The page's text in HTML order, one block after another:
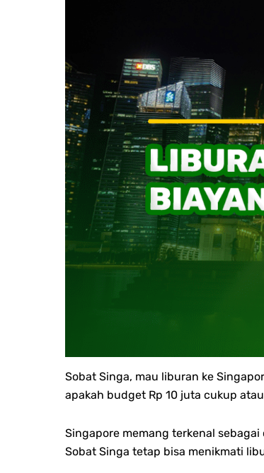
Sobat Singa, mau liburan ke
apakah budget Rp 10 juta cukup
Singapore memang terkenal
Sobat Singa tetap bisa menikmati